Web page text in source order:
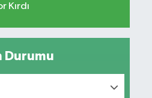
Kırdı
Durumu